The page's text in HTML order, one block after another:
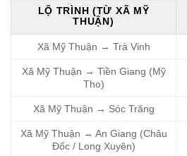
LỘ TRÌNH (TỪ XÃ MỸ
THUẬN)
Xã Mỹ Thuận → Trà Vinh
Xã Mỹ Thuận → Tiền Giang (Mỹ
Tho)
Xã Mỹ Thuận → Sóc Trăng
Xã Mỹ Thuận → An Giang (Châu
Đốc / Long Xuyên)